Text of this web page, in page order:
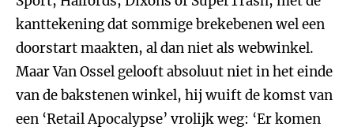
kanttekening dat sommige brekebenen wel een
doorstart maakten, al dan niet als webwinkel.
Maar Van Ossel gelooft absoluut niet in het einde
van de bakstenen winkel, hij wuift de komst van
een ‘Retail Apocalypse’ vrolijk weg: ‘Er komen